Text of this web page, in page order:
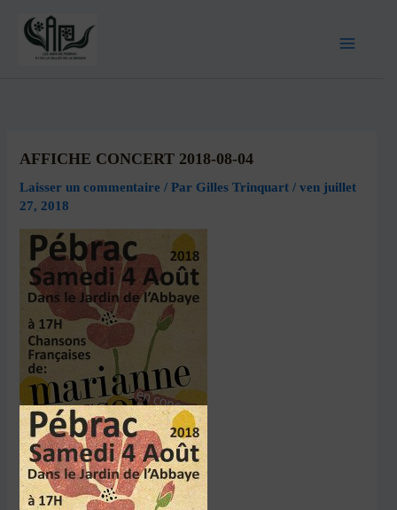
AFFICHE CONCERT 2018-08-04
Laisser un commentaire / Par Gilles Trinquart/ven juillet
27, 2018